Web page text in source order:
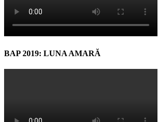
BAP 2019: LUNA AMARĂ